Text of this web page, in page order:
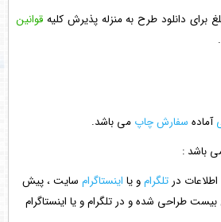
برای دانلود طرح به منزله پذیرش کلیه قوانین
آماده سفارش چاپ می باشد.
باشد :
درتلگرامو یا اینستاگرام سایت ، پیش
طراحی شده و در تلگرام و یا اینستاگرام